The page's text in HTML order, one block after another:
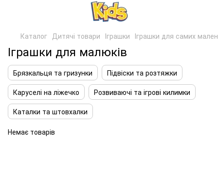
Каталог Дитячі товари Іграшки Іграшки для самих
Іграшки для малюків
Брязкальця та гризунки
Підвіски та розтяжки
Каруселі на ліжечко
Розвиваючі та ігрові килимки
Каталки та штовхалки
Немає товарів